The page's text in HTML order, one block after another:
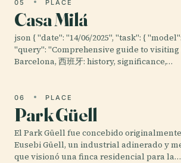
05 PLACE
Casa Milá
json { "date": "14/06/2025", "task": {
"query": "Comprehensive guide to visiting
Barcelona, 西班牙: history, significance,…
06 PLACE
Park Güell
El Park Güell fue concebido originalmente
Eusebi Güell, un industrial adinerado y
que visionó una finca residencial para la…